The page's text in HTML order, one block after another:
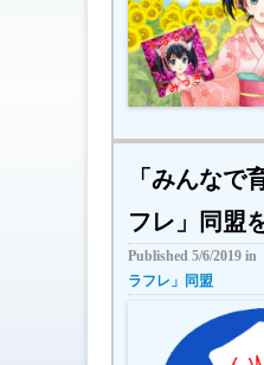
「みんなで
フレ」同盟
Published 5/6/2019 in
ラフレ」同盟